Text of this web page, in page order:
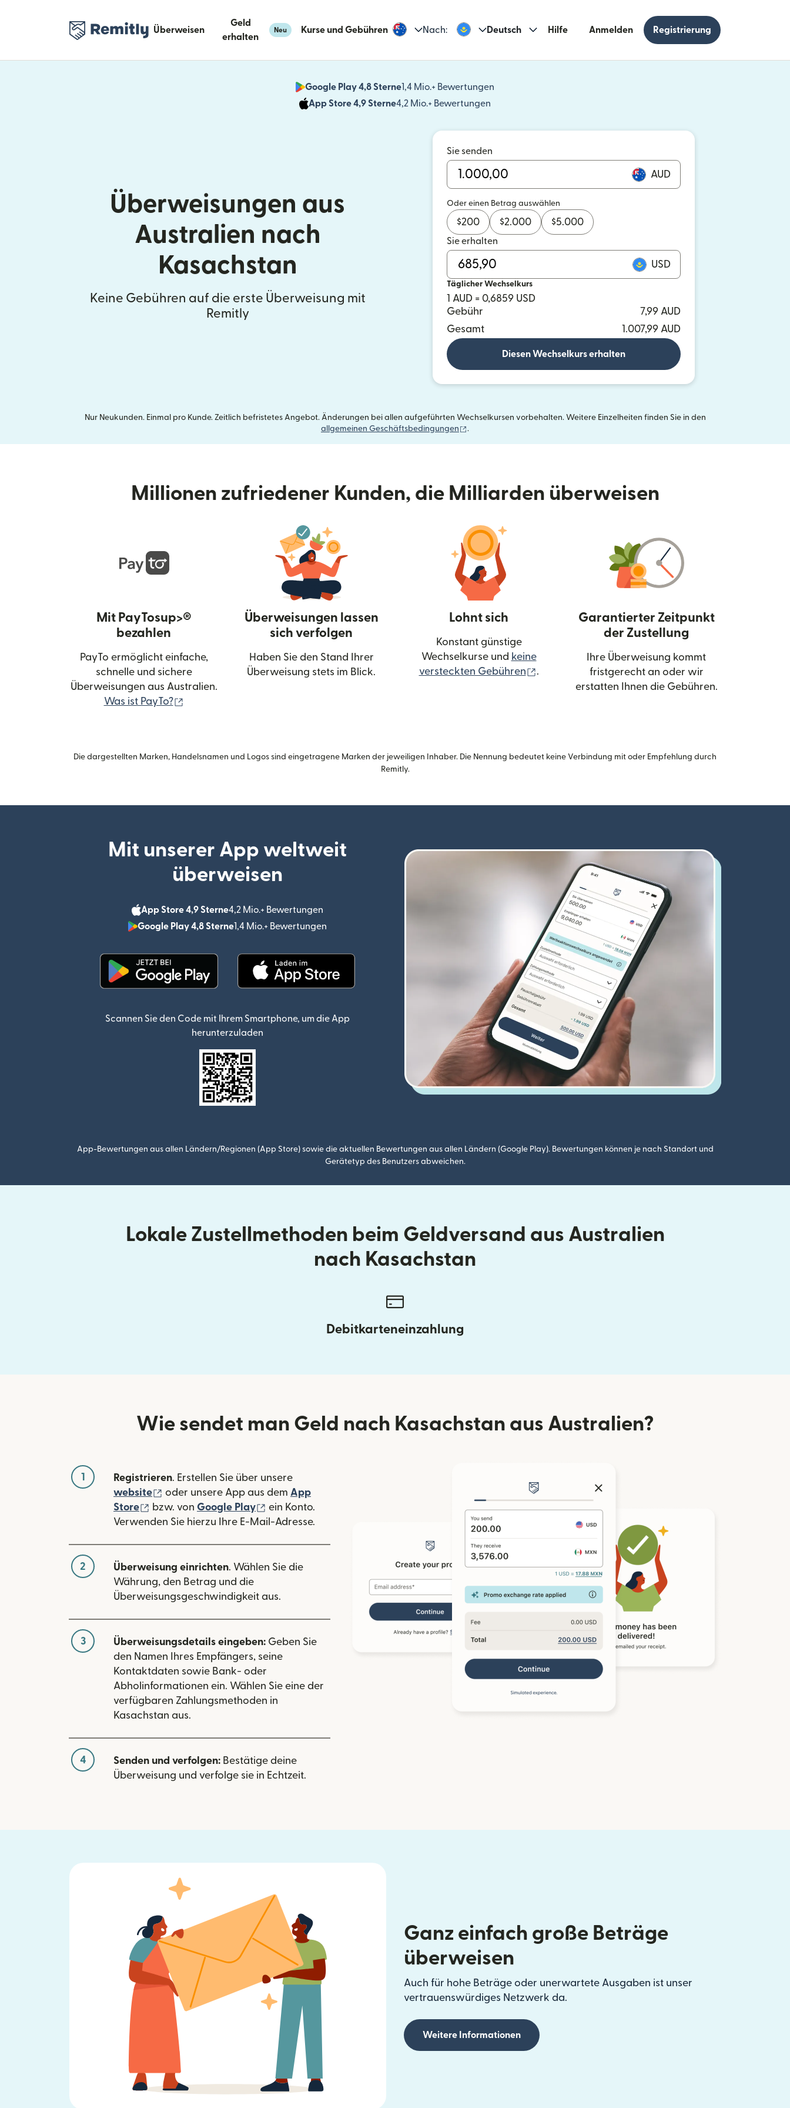
Überweisen
Geld
erhalten
Neu Kurse und Gebühren Nach: Deutsch Hilfe Anmelden Registrierung
Google Play 4,8 Sterne1,4 Mio.+ Bewertungen
App Store 4,9 Sterne4,2 Mio.+ Bewertungen
Überweisungen aus
Australien nach
Kasachstan
Keine Gebühren auf die erste Überweisung mit
Remitly
Sie senden
AUD
Oder einen Betrag auswählen
$200 $2.000 $5.000
Sie erhalten
USD
Täglicher Wechselkurs
1 AUD = 0,6859 USD
Gebühr
7,99 AUD
Gesamt
1.007,99 AUD
Diesen Wechselkurs erhalten
Nur Neukunden. Einmal pro Kunde. Zeitlich befristetes Angebot. Änderungen bei allen aufgeführten Wechselkursen vorbehalten. Weitere Einzelheiten finden Sie in den
allgemeinen Geschäftsbedingungen
(wird in einem neuen Fenster geöffnet)
.
Millionen zufriedener Kunden, die Milliarden überweisen
Mit PayTosup>®
bezahlen
PayTo ermöglicht einfache,
schnelle und sichere
Überweisungen aus Australien.
Was ist PayTo?
Überweisungen lassen
sich verfolgen
Haben Sie den Stand Ihrer
Überweisung stets im Blick.
Lohnt sich
Konstant günstige
Wechselkurse und keine
versteckten Gebühren
(wird in einem neuen Fenster geöffnet)
.
Garantierter Zeitpunkt
der Zustellung
Ihre Überweisung kommt
fristgerecht an oder wir
erstatten Ihnen die Gebühren.
Die dargestellten Marken, Handelsnamen und Logos sind eingetragene Marken der jeweiligen Inhaber. Die Nennung bedeutet keine Verbindung mit oder Empfehlung durch
Remitly.
Mit unserer App weltweit
überweisen
App Store 4,9 Sterne4,2 Mio.+ Bewertungen
Google Play 4,8 Sterne1,4 Mio.+ Bewertungen
Scannen Sie den Code mit Ihrem Smartphone, um die App
herunterzuladen
App-Bewertungen aus allen Ländern/Regionen (App Store) sowie die aktuellen Bewertungen aus allen Ländern (Google Play). Bewertungen können je nach Standort und
Gerätetyp des Benutzers abweichen.
Lokale Zustellmethoden beim Geldversand aus Australien
nach Kasachstan
Debitkarteneinzahlung
Wie sendet man Geld nach Kasachstan aus Australien?
1 Registrieren. Erstellen Sie über unsere
website
(wird in einem neuen Fenster geöffnet)
oder unsere App aus dem App
Store
(wird in einem neuen Fenster geöffnet)
bzw. von Google Play (wird in einem neuen Fenster geöffnet)
ein Konto.
Verwenden Sie hierzu Ihre E-Mail-Adresse.
2 Überweisung einrichten. Wählen Sie die
Währung, den Betrag und die
Überweisungsgeschwindigkeit aus.
3 Überweisungsdetails eingeben: Geben Sie
den Namen Ihres Empfängers, seine
Kontaktdaten sowie Bank- oder
Abholinformationen ein. Wählen Sie eine der
verfügbaren Zahlungsmethoden in
Kasachstan aus.
4 Senden und verfolgen: Bestätige deine
Überweisung und verfolge sie in Echtzeit.
Ganz einfach große Beträge
überweisen
Auch für hohe Beträge oder unerwartete Ausgaben ist unser
vertrauenswürdiges Netzwerk da.
Weitere Informationen